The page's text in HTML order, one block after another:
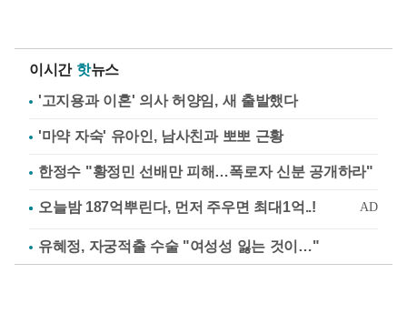
이시간 핫뉴스
'고지용과 이혼' 의사 허양임, 새 출발했다
'마약 자숙' 유아인, 남사친과 뽀뽀 근황
한정수 "황정민 선배만 피해…폭로자 신분 공개하라"
유혜정, 자궁적출 수술 "여성성 잃는 것이…"